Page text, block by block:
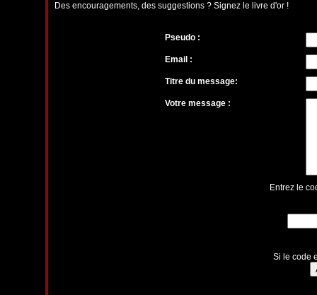
Des encouragements, des suggestions ? Signez le livre d'or !
Pseudo :
Email :
Titre du message:
Votre message :
Entrez le
Si le code